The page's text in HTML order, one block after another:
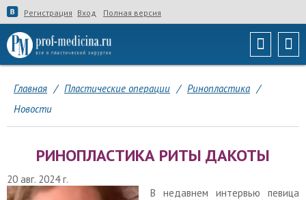
Регистрация Вход Полная версия
Главная / Пластические операции / Ринопластика /
Новости
РИНОПЛАСТИКА РИТЫ ДАКОТЫ
20 авг. 2024 г.
В недавнем интервью певица